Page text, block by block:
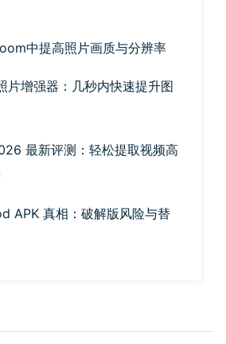
中提高照片画质与分辨率
片增强器：几秒内快速提升图
最新评测：轻松提取视频高
APK 真相：破解版风险与替